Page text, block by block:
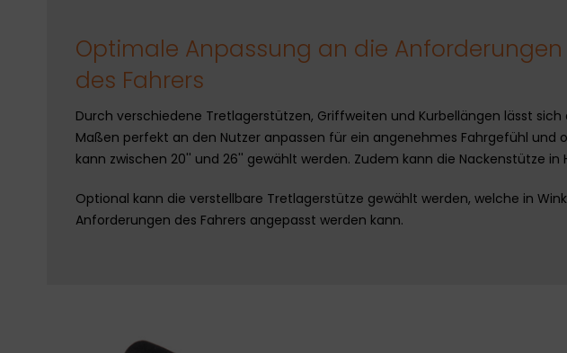
Optimale Anpassung an die
des Fahrers
Durch verschiedene Tretlagerstützen, Griffweiten und Kurbellängen lässt sich
Maßen perfekt an den Nutzer anpassen für ein angenehmes Fahrgefühl und
kann zwischen 20'' und 26'' gewählt werden. Zudem kann die Nackenstütze in
Optional kann die verstellbare Tretlagerstütze gewählt werden, welche in
Anforderungen des Fahrers angepasst werden kann.